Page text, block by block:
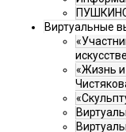
Виртуальные
«Жизнь